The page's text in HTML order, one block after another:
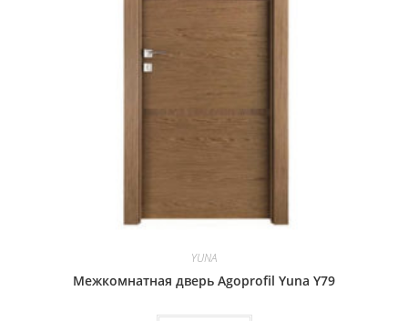
YUNA
Межкомнатная дверь Agoprofil Yuna Y79